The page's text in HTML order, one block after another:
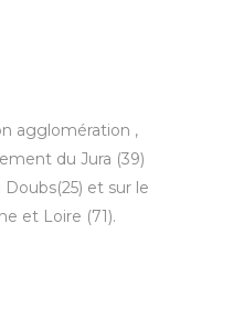
agglomération ,
du Jura (39)
et sur le
et Loire (71).